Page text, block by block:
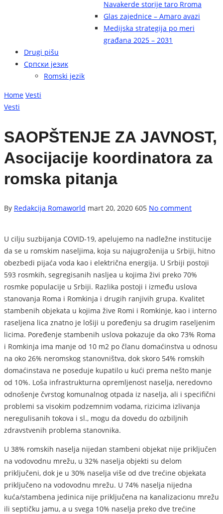
Navakerde storije taro Rroma
Glas zajednice – Amaro avazi
Medijska strategija po meri
građana 2025 – 2031
Drugi pišu
Српски језик
Romski jezik
Home Vesti
Vesti
SAOPŠTENJE ZA JAVNOST,
Asocijacije koordinatora za
romska pitanja
By Redakcija Romaworld mart 20, 2020 605 No comment
U cilju suzbijanja COVID-19, apelujemo na nadležne institucije
da se u romskim naseljima, koja su najugroženija u Srbiji, hitno
obezbedi pijaća voda kao i električna energija. U Srbiji postoji
593 rosmkih, segregisanih nasljea u kojima živi preko 70%
rosmke populacije u Srbiji. Razlika postoji i između uslova
stanovanja Roma i Romkinja i drugih ranjivih grupa. Kvalitet
stambenih objekata u kojima žive Romi i Romkinje, kao i interno
raseljena lica znatno je lošiji u poređenju sa drugim raseljenim
licima. Poređenje stambenih uslova pokazuje da oko 73% Roma
i Romkinja ima manje od 10 m2 po članu domaćinstva u odnosu
na oko 26% neromskog stanovništva, dok skoro 54% romskih
domaćinstava ne poseduje kupatilo u kući prema nešto manje
od 10%. Loša infrastrukturna opremljenost naselja, neredovno
odnošenje čvrstog komunalnog otpada iz naselja, ali i specifični
problemi sa visokim podzemnim vodama, rizicima izlivanja
neregulisanih tokova i sl., mogu da dovedu do ozbiljnih
zdravstvenih problema stanovnika.
U 38% romskih naselja nijedan stambeni objekat nije priključen
na vodovodnu mrežu, u 32% naselja objekti su delom
priključeni, dok je u 30% naselja više od dve trećine objekata
priključeno na vodovodnu mrežu. U 74% naselja nijedna
kuća/stambena jedinica nije priključena na kanalizacionu mrežu
ili septičku jamu, a u svega 10% naselja preko dve trećine